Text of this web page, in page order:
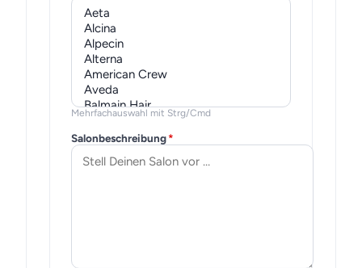
Mehrfachauswahl mit Strg/Cmd
Salonbeschreibung*